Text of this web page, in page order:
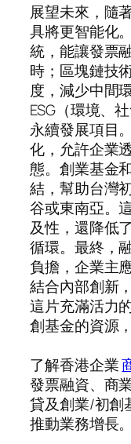
展望未來，隨
具將更智能化
統，能讓發票
時；區塊鏈技
度，減少中間
ESG（環境、
永續發展項目
化，允許企業
態。創業基金
結，幫助台灣
谷或東南亞。
及性，還降低
循環。最終，
負擔，企業主
結合內部創新
這片充滿活力
創基金的資源
了解香港企業
發票融資、商
貸及創業/初創
推動業務增長。